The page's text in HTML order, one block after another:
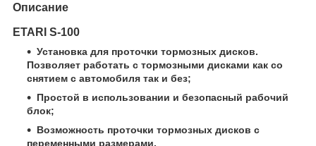
Описание
ETARI S-100
Установка для проточки тормозных дисков.
Позволяет работать с тормозными дисками как со
снятием с автомобиля так и без;
Простой в использовании и безопасный рабочий
блок;
Возможность проточки тормозных дисков с
переменными размерами.